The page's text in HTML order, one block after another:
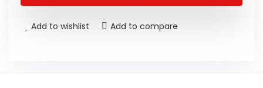
Add to wishlist Add to compare